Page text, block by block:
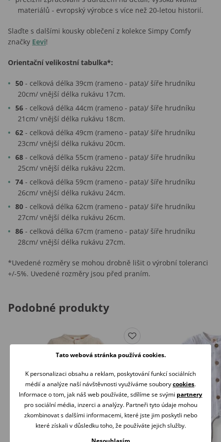
materiálů - evropský výrobce s více než 20-letou historií.
Slaďte s dalšími kousky oblečení z kolekce Simpy Comfy
značky Eevi!
Orientační velikostní tabulka*:
50 - celková délka 39cm (rameno - pata)/ šíře hrudníku
20cm/ vnější délka rukávu 17cm.
56 - celková délka 44cm (rameno - pata)/ šíře hrudníku
21cm/ vnější délka rukávu 18cm.
62 - celková délka 49cm (rameno - pata)/ šíře hrudníku
23cm/ vnější délka rukávu 20cm.
68 - celková délka 55cm (rameno - pata)/ šíře hrudníku
25cm/ vnější délka rukávu 22cm.
74 - celková délka 59cm (rameno - pata)/ šíře hrudníku
26cm/ vnější délka rukávu 24cm.
80 - celková délka 62cm (rameno - pata)/ šíře hrudníku
27cm/ vnější délka rukávu 26cm.
86 - celková délka 67cm (rameno - pata)/ šíře hrudníku
28cm/ vnější délka rukávu 27cm.
*Uvedené rozměry se mohou drobně lišit o výrobní toleranci
+/-5%. Uvedené rozměry jsou před praním.
Podobné produkty
Tato webová stránka používá cookies.
K personalizaci obsahu a reklam, poskytování funkcí sociálních
médií a analýze naší návštěvnosti využíváme souborycookies.
Informace o tom, jak náš web používáte, sdílíme se svými partnery
pro sociální média, inzerci a analýzy. Partneři tyto údaje mohou
zkombinovat s dalšími informacemi, které jste jim poskytli nebo
které získali v důsledku toho, že používáte jejich služby.